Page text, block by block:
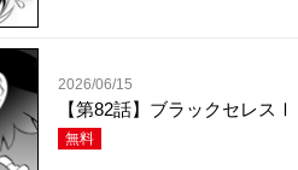
2026/06/15
【第82話】ブラックセレスⅠ
無料